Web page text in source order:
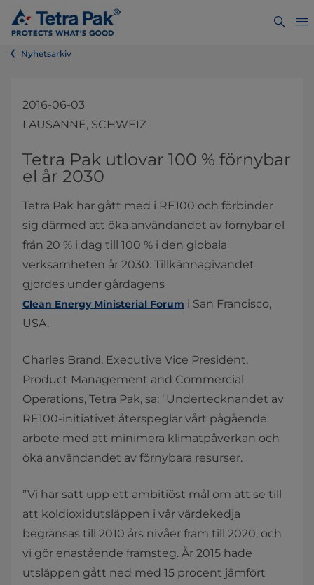
Nyhetsarkiv
2016-06-03
LAUSANNE, SCHWEIZ
​​​​​​​​​​​​​​​​​Tetra Pak utlovar 100 % förnybar
el år 2030
Tetra Pak har gått med i RE100 och förbinder
sig därmed att öka användandet av förnybar el
från 20 % i dag till 100 % i den globala
verksamheten år 2030. Tillkännagivandet
gjordes under gårdagens
Clean Energy Ministerial Forum​ i San Francisco,
USA.
Charles Brand, Executive Vice President,
Product Management and Commercial
Operations, Tetra Pak, sa: “Undertecknandet av
RE100-initiativet återspeglar vårt pågående
arbete med att minimera klimatpåverkan och
öka användandet av förnybara resurser.
”Vi har satt upp ett ambitiöst mål om att se till
att koldioxidutsläppen i vår värdekedja
begränsas till 2010 års nivåer fram till 2020, och
vi gör enastående framsteg. År 2015 hade
utsläppen gått ned med 15 procent jämfört